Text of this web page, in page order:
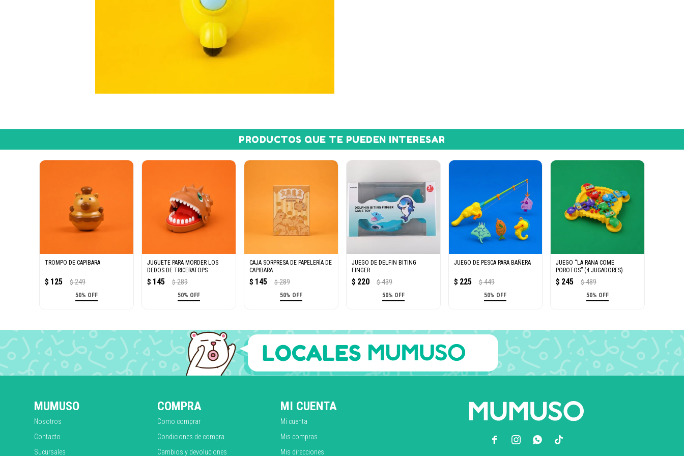
PRODUCTOS QUE TE PUEDEN INTERESAR
TROMPO DE CAPIBARA
$ 125 $ 249
50% OFF
JUGUETE PARA MORDER LOS
DEDOS DE TRICERATOPS
$ 145 $ 289
50% OFF
CAJA SORPRESA DE PAPELERÍA DE
CAPIBARA
$ 145 $ 289
50% OFF
JUEGO DE DELFIN BITING
FINGER
$ 220 $ 439
50% OFF
JUEGO DE PESCA PARA BAÑERA
$ 225 $ 449
50% OFF
JUEGO “LA RANA COME
POROTOS” (4 JUGADORES)
$ 245 $ 489
50% OFF
MUMUSO
Nosotros
Contacto
Sucursales
COMPRA
Como comprar
Condiciones de compra
Cambios y devoluciones
MI CUENTA
Mi cuenta
Mis compras
Mis direcciones
  